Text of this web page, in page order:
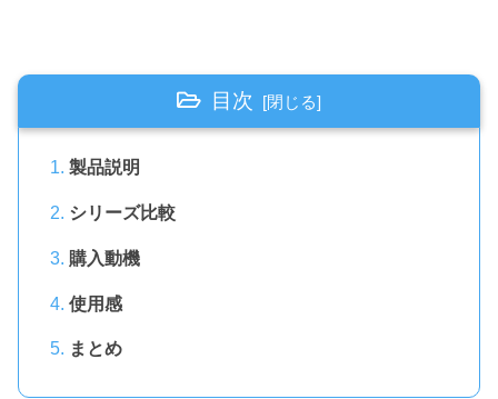
目次
製品説明
シリーズ比較
購入動機
使用感
まとめ